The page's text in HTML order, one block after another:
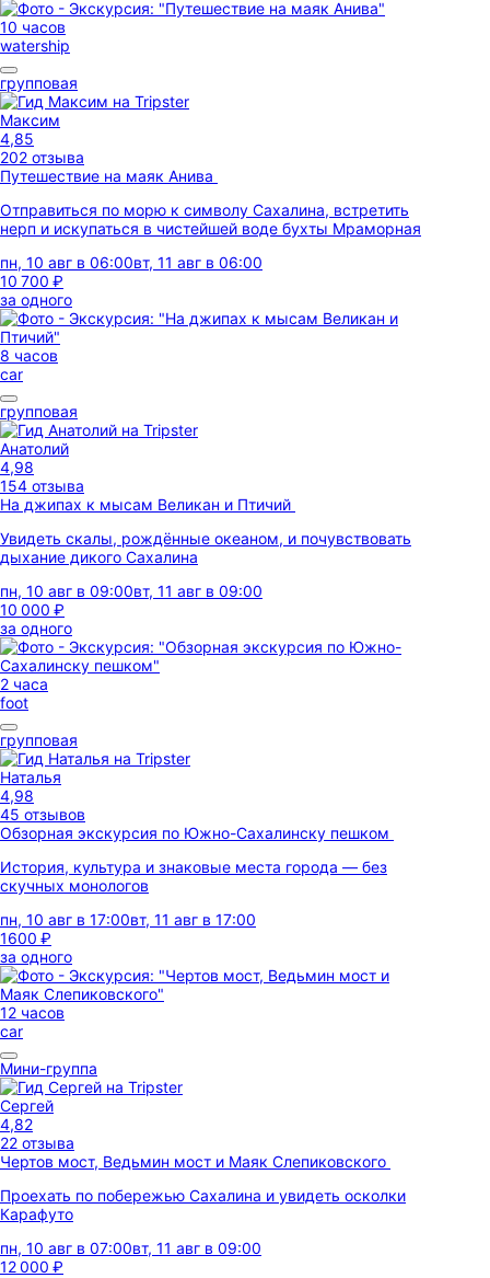
10 часов
watership
групповая
Максим
4,85
202 отзыва
Путешествие на маяк Анива
Отправиться по морю к символу Сахалина, встретить
нерп и искупаться в чистейшей воде бухты Мраморная
пн, 10 авг в 06:00вт, 11 авг в 06:00
10 700 ₽
за одного
8 часов
car
групповая
Анатолий
4,98
154 отзыва
На джипах к мысам Великан и Птичий
Увидеть скалы, рождённые океаном, и почувствовать
дыхание дикого Сахалина
пн, 10 авг в 09:00вт, 11 авг в 09:00
10 000 ₽
за одного
2 часа
foot
групповая
Наталья
4,98
45 отзывов
Обзорная экскурсия по Южно-Сахалинску пешком
История, культура и знаковые места города — без
скучных монологов
пн, 10 авг в 17:00вт, 11 авг в 17:00
1600 ₽
за одного
12 часов
car
Мини-группа
Сергей
4,82
22 отзыва
Чертов мост, Ведьмин мост и Маяк Слепиковского
Проехать по побережью Сахалина и увидеть осколки
Карафуто
пн, 10 авг в 07:00вт, 11 авг в 09:00
12 000 ₽